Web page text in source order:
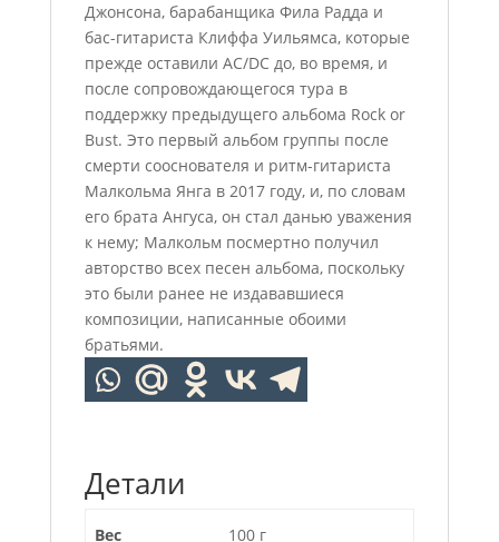
Джонсона, барабанщика Фила Радда и
бас-гитариста Клиффа Уильямса, которые
прежде оставили AC/DC до, во время, и
после сопровождающегося тура в
поддержку предыдущего альбома Rock or
Bust. Это первый альбом группы после
смерти сооснователя и ритм-гитариста
Малкольма Янга в 2017 году, и, по словам
его брата Ангуса, он стал данью уважения
к нему; Малкольм посмертно получил
авторство всех песен альбома, поскольку
это были ранее не издававшиеся
композиции, написанные обоими
братьями.
Детали
Вес 100 г